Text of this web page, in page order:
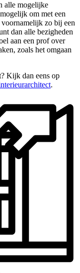
alle mogelijke
om met een
zo bij een
dan alle bezigheden
aan een prof over
zoals het omgaan
Kijk dan eens op
.